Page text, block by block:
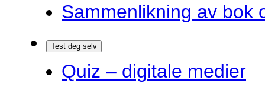
Sammenlikning av bok
Test deg selv
Quiz – digitale medier